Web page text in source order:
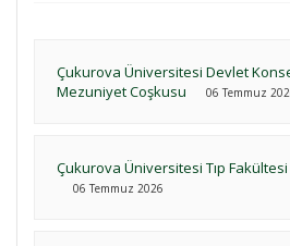
Çukurova Üniversitesi Devlet
Mezuniyet Coşkusu
06 Temmuz
Çukurova Üniversitesi Tıp Fakültesi
06 Temmuz 2026